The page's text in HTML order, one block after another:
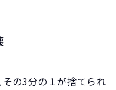
の3分の１が捨てられ